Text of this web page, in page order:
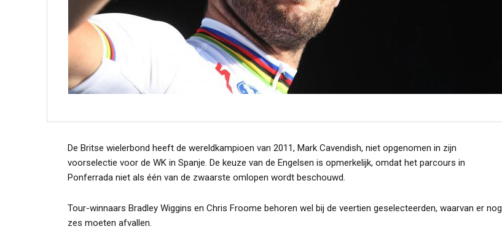
De Britse wielerbond heeft de wereldkampioen van 2011, Mark Cavendish, niet opgenomen in zijn
voorselectie voor de WK in Spanje. De keuze van de Engelsen is opmerkelijk, omdat het parcours in
Ponferrada niet als één van de zwaarste omlopen wordt beschouwd.
Tour-winnaars Bradley Wiggins en Chris Froome behoren wel bij de veertien geselecteerden, waarvan er nog
zes moeten afvallen.